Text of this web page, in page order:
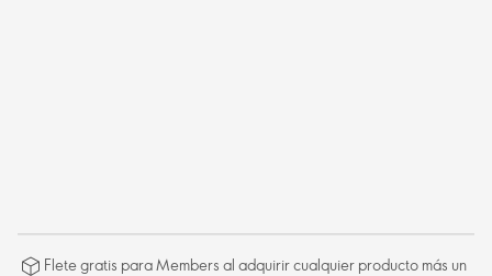
Flete gratis para Members al adquirir cualquier producto más un